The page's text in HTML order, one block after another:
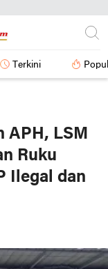
Terkini
APH, LSM
Ruku
Ilegal dan